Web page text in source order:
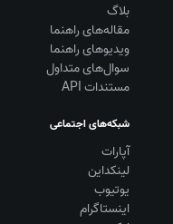
بلاگ
مقاله‌های راهنما
ویديوهای راهنما
سوال‌های متداول
مستندات API
شبکه‌های اجتماعی
آپارات
لینکداین
یوتیوب
اینستاگرام